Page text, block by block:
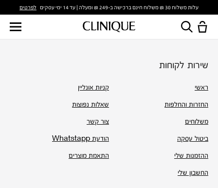
עלות משלוח 30 ₪ משלוח חינם ברכישה ב-249 ₪ ומעלה | עד 14 ימי עסקים לפרטים
שירות לקוחות
ראשי
החזרות והחלפות
משלוחים
ביטול עסקה
ההזמנות שלי
החשבון שלי
קניות אונליין
שאלות נפוצות
צור קשר
הודעת Whatstapp
התאמת מוצרים